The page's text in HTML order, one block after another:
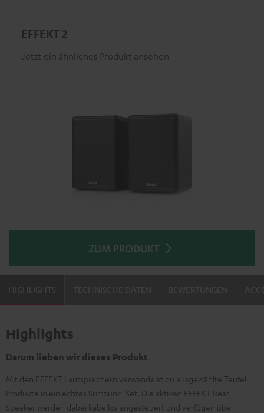
EFFEKT 2
Jetzt ein ähnliches Produkt ansehen
ZUM PRODUKT
HIGHLIGHTS
Highlights
Darum lieben wir dieses Produkt
Mit den EFFEKT Lautsprechern verwandelst du ausgewählte Teufel
Produkte in ein echtes Surround-Set. Die aktiven EFFEKT Rear-
Speaker werden dabei kabellos angesteuert und verfügen über